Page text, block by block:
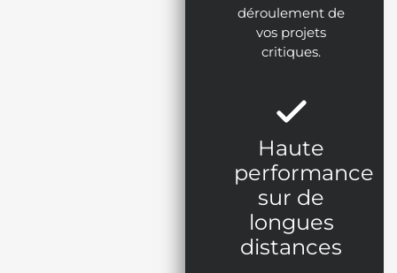
déroulement de
vos projets
critiques.
Haute
performance
sur de
longues
distances